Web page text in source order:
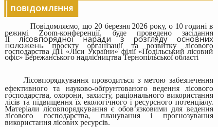
ПОВІДОМЛЕННЯ
Повідомляємо, що 20 березня 2026 року, о 10 годині в
режимі Zoom-конференції, буде проведено засідання
ІІ лісовпорядної наради з розгляду основних
положеньпроєкту організації та розвитку лісового
господарства ДП «Ліси України» філії «Подільський лісовий
офіс» Бережанського надлісництваТернопільської області
Лісовпорядкування проводиться з метою забезпечення
ефективного та науково-обґрунтованого ведення лісового
господарства, охорони, захисту, раціонального використання
лісів та підвищення їх екологічного і ресурсного потенціалу.
Матеріали лісовпорядкування є обов’язковими для ведення
лісового господарства, планування і прогнозування
використання лісових ресурсів.